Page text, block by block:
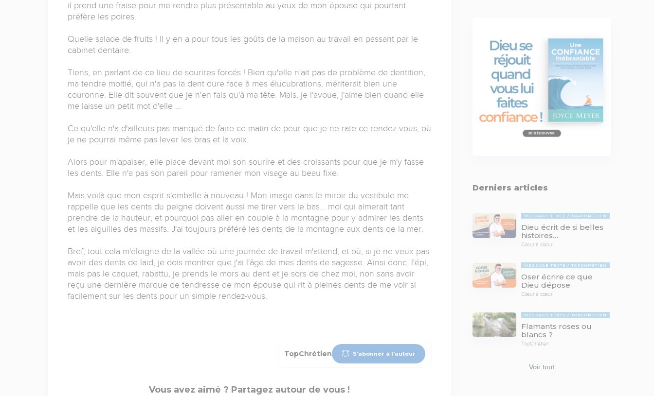
il prend une fraise pour me rendre plus présentable au yeux de mon épouse qui pourtant
préfère les poires.
Quelle salade de fruits ! Il y en a pour tous les goûts de la maison au travail en passant par le
cabinet dentaire.
Tiens, en parlant de ce lieu de sourires forcés ! Bien qu'elle n'ait pas de problème de dentition,
ma tendre moitié, qui n'a pas la dent dure face à mes élucubrations, mériterait bien une
couronne. Elle dit souvent que je n'en fais qu'à ma tête. Mais, je l'avoue, j'aime bien quand elle
me laisse un petit mot d'elle ...
Ce qu'elle n'a d'ailleurs pas manqué de faire ce matin de peur que je ne rate ce rendez-vous, où
je ne pourrai même pas lever les bras et la voix.
Alors pour m'apaiser, elle place devant moi son sourire et des croissants pour que je m'y fasse
les dents. Elle n'a pas son pareil pour ramener mon visage au beau fixe.
Mais voilà que mon esprit s'emballe à nouveau ! Mon image dans le miroir du vestibule me
rappelle que les dents du peigne doivent aussi me tirer vers le bas... moi qui aimerait tant
prendre de la hauteur, et pourquoi pas aller en couple à la montagne pour y admirer les dents
et les aiguilles des massifs. J'ai toujours préféré les dents de la montagne aux dents de la mer.
Bref, tout cela m'éloigne de la vallée où une journée de travail m'attend, et où, si je ne veux pas
avoir des dents de laid, je dois montrer que j'ai l'âge de mes dents de sagesse. Ainsi donc, l'épi,
mais pas le caquet, rabattu, je prends le mors au dent et je sors de chez moi, non sans avoir
reçu une dernière marque de tendresse de mon épouse qui rit à pleines dents de me voir si
facilement sur les dents pour un simple rendez-vous.
TopChrétien S'abonner à l'auteur
Vous avez aimé ? Partagez autour de vous !
Derniers articles
MESSAGE TEXTE TOPCHRÉTIEN
Dieu écrit de si belles
histoires…
Cœur à cœur
MESSAGE TEXTE TOPCHRÉTIEN
Oser écrire ce que
Dieu dépose
Cœur à cœur
MESSAGE TEXTE TOPCHRÉTIEN
Flamants roses ou
blancs ?
TopChrétien
Voir tout